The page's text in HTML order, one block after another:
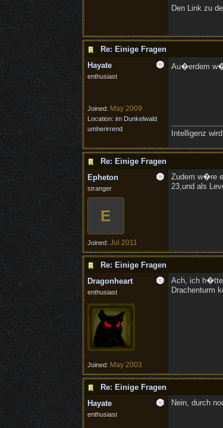
Den Link zu
Re: Einige Fragen
Hayate
enthusiast
Joined: May 2009
Location: im Dunkelwald
umherirrend
Au�erdem
Intelligenz
Re: Einige Fragen
Epheton
stranger
E
Joined: Jul 2011
Zudem w�re
23,und als
Re: Einige Fragen
Dragonheart
enthusiast
Joined: May 2003
Ach, ich h�tte
Drachenturm
Re: Einige Fragen
Hayate
enthusiast
Nein, durch